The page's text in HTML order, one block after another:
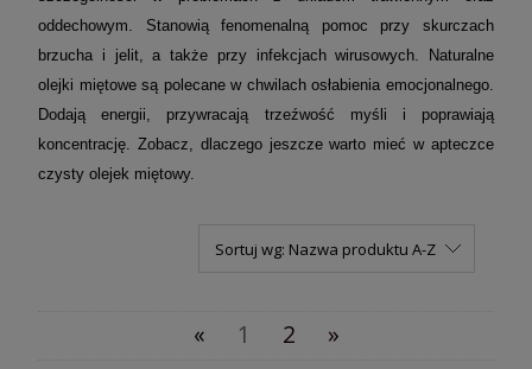
oddechowym. Stanowią fenomenalną pomoc przy skurczach
brzucha i jelit, a także przy infekcjach wirusowych. Naturalne
olejki miętowe są polecane w chwilach osłabienia emocjonalnego.
Dodają energii, przywracają trzeźwość myśli i poprawiają
koncentrację. Zobacz, dlaczego jeszcze warto mieć w apteczce
czysty olejek miętowy.
Sortuj wg: Nazwa produktu A-Z
« 1 2 »